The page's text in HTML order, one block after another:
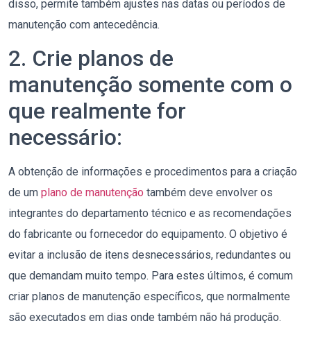
disso, permite também ajustes nas datas ou períodos de
manutenção com antecedência.
2. Crie planos de
manutenção somente com o
que realmente for
necessário:
A obtenção de informações e procedimentos para a criação
de um plano de manutenção também deve envolver os
integrantes do departamento técnico e as recomendações
do fabricante ou fornecedor do equipamento. O objetivo é
evitar a inclusão de itens desnecessários, redundantes ou
que demandam muito tempo. Para estes últimos, é comum
criar planos de manutenção específicos, que normalmente
são executados em dias onde também não há produção.